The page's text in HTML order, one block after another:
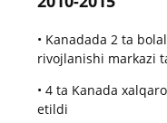
• Kanadada 2 ta
rivojlanishi markazi
• 4 ta Kanada
etildi